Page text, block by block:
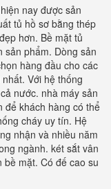
hiện nay được sản
tủ hồ sơ bằng thép
hơn. Bề mặt tủ
phẩm. Dòng sản
hàng đầu cho các
Với hệ thống
nước. nhà máy sản
để khách hàng có thể
cháy uy tín. Hệ
nhận và nhiều năm
ngành. két sắt vân
mặt. Có đế cao su